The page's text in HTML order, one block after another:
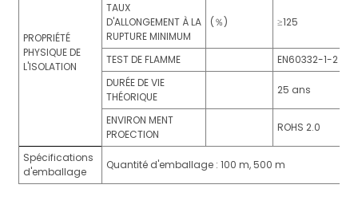
PROPRIÉTÉ
PHYSIQUE DE
L'ISOLATION
TAUX
D'ALLONGEMENT À LA
RUPTURE MINIMUM
(％) ≥125
TEST DE FLAMME
EN60332-1-2
DURÉE DE VIE
THÉORIQUE
25 ans
ENVIRON MENT
PROECTION
ROHS 2.0
Spécifications
d'emballage
Quantité d'emballage : 100 m, 500 m